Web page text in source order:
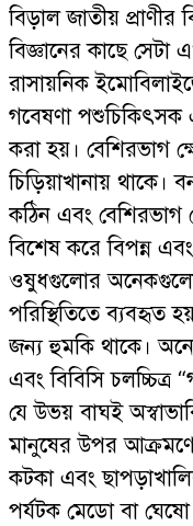
বিড়াল জাতীয়
বিজ্ঞানের কাছে
রাসায়নিক
গবেষণা পশুচিকিৎসক
করা হয়। বেশিরভাগ
চিড়িয়াখানায় থাকে।
কঠিন এবং
বিশেষ করে বিপন্ন
ওষুধগুলোর অনেকগুলো
পরিস্থিতিতে ব্যবহৃত
জন্য হুমকি থাকে।
এবং বিবিসি চলচ্চিত্র
যে উভয় বাঘই
মানুষের উপর
কটকা এবং
পর্যটক মেডো বা ঘেষো